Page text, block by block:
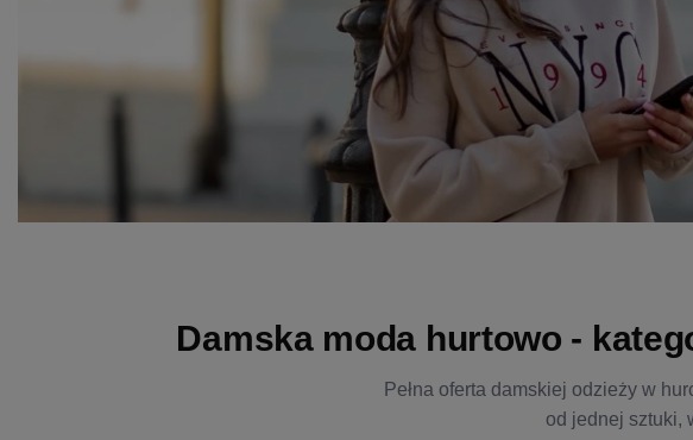
Damska moda hurtowo -
Pełna oferta damskiej odzieży w
od jednej sztuki,